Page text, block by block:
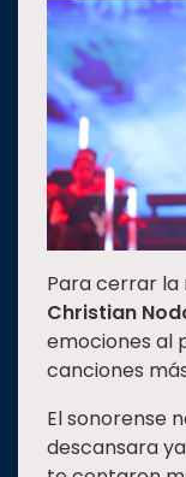
Para cerrar la
Christian
emociones al
canciones
El sonorense
descansara